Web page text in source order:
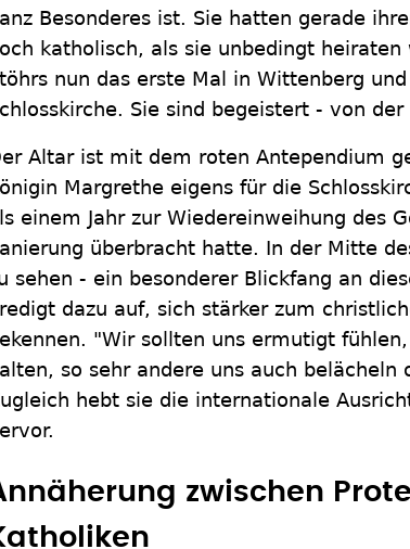
Besonderes ist. Sie hatten gerade
katholisch, als sie unbedingt
nun das erste Mal in Wittenberg
Sie sind begeistert - von
Altar ist mit dem roten Antependium
Margrethe eigens für die
einem Jahr zur Wiedereinweihung des
überbracht hatte. In der Mitte
sehen - ein besonderer Blickfang an
dazu auf, sich stärker zum
"Wir sollten uns ermutigt
so sehr andere uns auch
hebt sie die internationale
zwischen